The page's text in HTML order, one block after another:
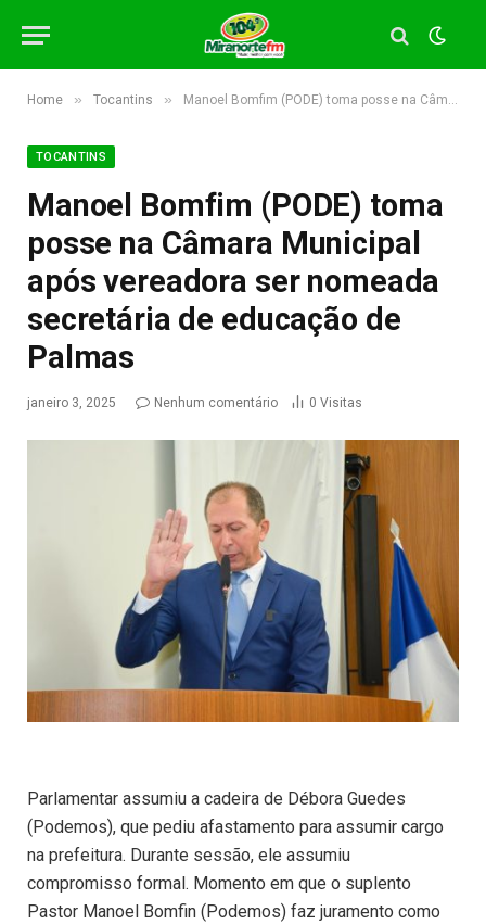
Home » Tocantins » Manoel Bomfim (PODE) toma posse na Câmara Municipal após vereadora ser nomeada secretária de educação de Palmas
TOCANTINS
Manoel Bomfim (PODE) toma
posse na Câmara Municipal
após vereadora ser nomeada
secretária de educação de
Palmas
janeiro 3, 2025 Nenhum comentário 0 Visitas
Parlamentar assumiu a cadeira de Débora Guedes
(Podemos), que pediu afastamento para assumir cargo
na prefeitura. Durante sessão, ele assumiu
compromisso formal. Momento em que o suplento
Pastor Manoel Bomfin (Podemos) faz juramento como